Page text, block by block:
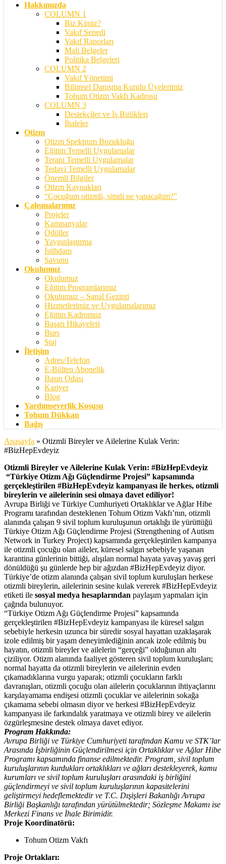
Hakkımızda
COLUMN 1
Biz Kimiz?
Vakıf Senedi
Vakıf Raporları
Mali Belgeler
Politika Belgeleri
COLUMN 2
Vakıf Yönetimi
Bilimsel Danışma Kurulu Üyelerimiz
Tohum Otizm Vakfı Kadrosu
COLUMN 3
Destekçiler ve İş Birlikleri
İhaleler
Otizm
Otizm Spektrum Bozukluğu
Eğitim Temelli Uygulamalar
Terapi Temelli Uygulamalar
Tedavi Temelli Uygulamalar
Önemli Bilgiler
Otizm Kaynakları
“Çocuğum otizmli, şimdi ne yapacağım?”
Çalışmalarımız
Projeler
Kampanyalar
Ödüller
Yaygınlaştırma
İstihdam
Savunu
Okulumuz
Okulumuz
Eğitim Programlarımız
Okulumuz – Sanal Gezinti
Hizmetlerimiz ve Uygulamalarımız
Eğitim Kadromuz
Başarı Hikayeleri
Burs
Staj
İletişim
Adres/Telefon
E-Bülten Abonelik
Basın Odası
Kariyer
Blog
Yardımseverlik Koşusu
Tohum Dükkan
Bağış
Anasayfa » Otizmli Bireyler ve Ailelerine Kulak Verin:
#BizHepEvdeyiz
Otizmli Bireyler ve Ailelerine Kulak Verin: #BizHepEvdeyiz
“Türkiye Otizm Ağı Güçlendirme Projesi” kapsamında
gerçekleştirilen #BizHepEvdeyiz kampanyası ile herkes, otizmli
bireylerin ve ailelerinin sesi olmaya davet ediliyor!
Avrupa Birliği ve Türkiye Cumhuriyeti Ortaklıklar ve Ağlar Hibe
Programı tarafından desteklenen Tohum Otizm Vakfı’nın, otizmli
alanında çalışan 9 sivil toplum kuruluşunun ortaklığı ile yürüttüğü
Türkiye Otizm Ağı Güçlendirme Projesi (Strengthening of Autism
Network in Turkey Project) kapsamında gerçekleştirilen kampanya
ile otizmli çocuğu olan aileler, küresel salgın sebebiyle yaşanan
karantina günlerinin bittiği, alışılan normal hayata yavaş yavaş geri
dönüldüğü şu günlerde hep bir ağızdan #BizHepEvdeyiz diyor.
Türkiye’de otizm alanında çalışan sivil toplum kuruluşları herkese
otizmli bireylerin, ailelerinin sesine kulak vererek #BizHepEvdeyiz
etiketi ile sosyal medya hesaplarından paylaşım yapmaları için
çağrıda bulunuyor.
“Türkiye Otizm Ağı Güçlendirme Projesi” kapsamında
gerçekleştirilen #BizHepEvdeyiz kampanyası ile küresel salgın
sebebiyle herkesin uzunca bir süredir sosyal hayattan uzaklaşarak
izole edilmiş bir yaşam deneyimlediğinin ancak izole edilmiş bu
hayatın, otizmli bireyler ve ailelerin “gerçeği” olduğunun altı
çiziliyor. Otizm alanında faaliyet gösteren sivil toplum kuruluşları;
normal hayatta da otizmli bireylerin ve ailelerinin evden
çıkamadıklarına vurgu yaparak; otizmli çocukların farklı
davranışları, otizmli çocuğu olan ailelerin çocuklarının ihtiyaçlarını
karşılayamama endişesi otizmli çocuklar ve ailelerinin sokağa
çıkamama sebebi olmasın diyor ve herkesi #BizHepEvdeyiz
kampanyası ile farkındalık yaratmaya ve otizmli birey ve ailelerin
özgürleşmesine destek olmaya davet ediyor.
Program Hakkında:
Avrupa Birliği ve Türkiye Cumhuriyeti tarafından Kamu ve STK’lar
Arasında İşbirliğinin Güçlendirilmesi için Ortaklıklar ve Ağlar Hibe
Programı kapsamında finanse edilmektedir. Program, sivil toplum
kuruluşlarının kurdukları ortaklıkları ve ağları destekleyerek, kamu
kurumları ve sivil toplum kuruluşları arasındaki iş birliğini
güçlendirmeyi ve sivil toplum kuruluşlarının kapasitelerini
geliştirmeyi hedeflemektedir ve T.C. Dışişleri Bakanlığı Avrupa
Birliği Başkanlığı tarafından yürütülmektedir; Sözleşme Makamı ise
Merkezi Finans ve İhale Birimidir.
Proje Koordinatörü:
Tohum Otizm Vakfı
Proje Ortakları: